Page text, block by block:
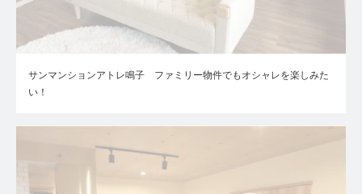
サンマンションアトレ鳴子 ファミリー物件でもオシャレを楽しみた
い！